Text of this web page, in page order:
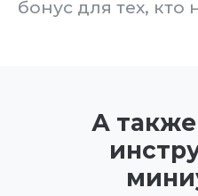
дадим совет: если
подходит, то так и
Покажем товар